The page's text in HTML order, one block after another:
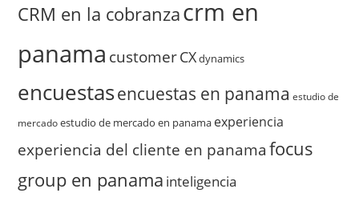
CRM en la cobranzacrm en
panama customerCXdynamics
encuestasencuestas en panama estudio de
mercado estudio de mercado en panama experiencia
experiencia del cliente en panama focus
group en panama inteligencia